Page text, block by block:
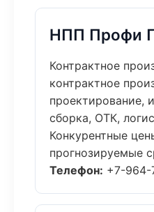
НПП Профи
Контрактное
контрактное
проектирование,
сборка, ОТК,
Конкурентные
прогнозируемые
Телефон: +7-964-